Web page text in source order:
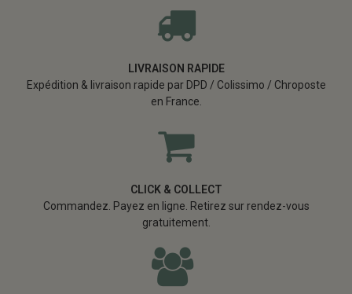
LIVRAISON RAPIDE
Expédition & livraison rapide par DPD / Colissimo / Chroposte
en France.
CLICK & COLLECT
Commandez. Payez en ligne. Retirez sur rendez-vous
gratuitement.